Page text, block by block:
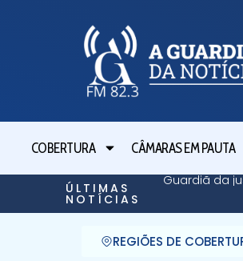
COBERTURA CÂMARAS EM PAUTA
ÚLTIMAS
NOTÍCIAS
Guardiã da
REGIÕES DE